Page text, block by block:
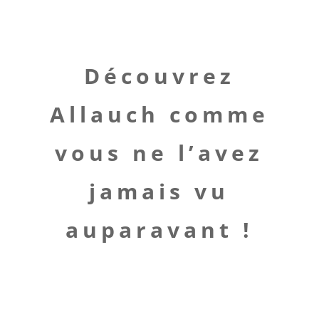
Découvrez
Allauch comme
vous ne l’avez
jamais vu
auparavant !